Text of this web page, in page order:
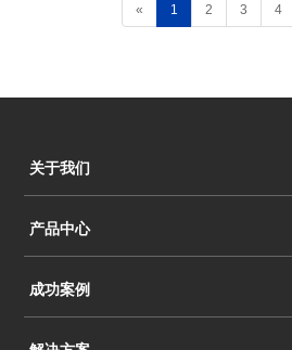
« 1 2 3 4
关于我们
产品中心
成功案例